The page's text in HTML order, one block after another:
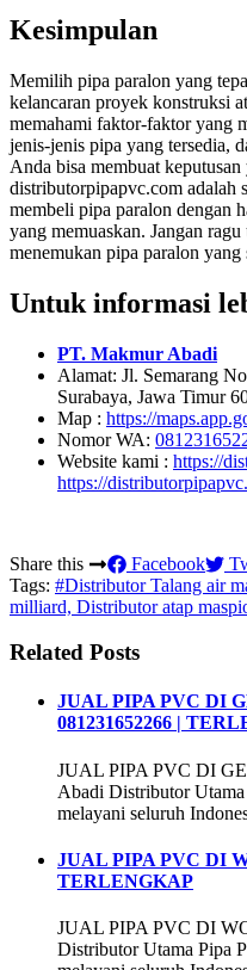
Kesimpulan
Memilih pipa paralon yang
kelancaran proyek konstruksi
memahami faktor-faktor yang
jenis-jenis pipa yang tersedia,
Anda bisa membuat
distributorpipapvc.com adalah
membeli pipa paralon dengan
yang memuaskan. Jangan
menemukan pipa paralon
Untuk informasi
PT. Makmur Abadi
Alamat: Jl. Semarang
Surabaya, Jawa Timur
Map : https://
Nomor WA:
Website kami : https://
https://
Share this Facebook
Tags: #Distributor Talang air
milliard, Distributor atap
Related Posts
JUAL PIPA PVC DI
081231652266 |
JUAL PIPA PVC DI
Abadi Distributor
melayani seluruh
JUAL PIPA PVC DI
TERLENGKAP
JUAL PIPA PVC DI
Distributor Utama Pipa